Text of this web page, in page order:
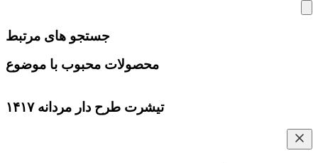
جستجو های مرتبط
محصولات محبوب با موضوع
تیشرت طرح دار مردانه ۱۴۱۷